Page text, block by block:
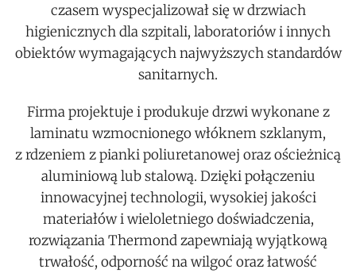
czasem wyspecjalizował się w drzwiach
higienicznych dla szpitali, laboratoriów i innych
obiektów wymagających najwyższych standardów
sanitarnych.
Firma projektuje i produkuje drzwi wykonane z
laminatu wzmocnionego włóknem szklanym,
z rdzeniem z pianki poliuretanowej oraz ościeżnicą
aluminiową lub stalową. Dzięki połączeniu
innowacyjnej technologii, wysokiej jakości
materiałów i wieloletniego doświadczenia,
rozwiązania Thermond zapewniają wyjątkową
trwałość, odporność na wilgoć oraz łatwość